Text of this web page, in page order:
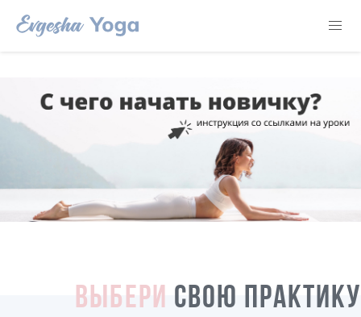
ВЫБЕРИ СВОЮ ПРАКТИКУ